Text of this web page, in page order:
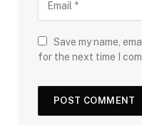
Save my name,
for the next time I